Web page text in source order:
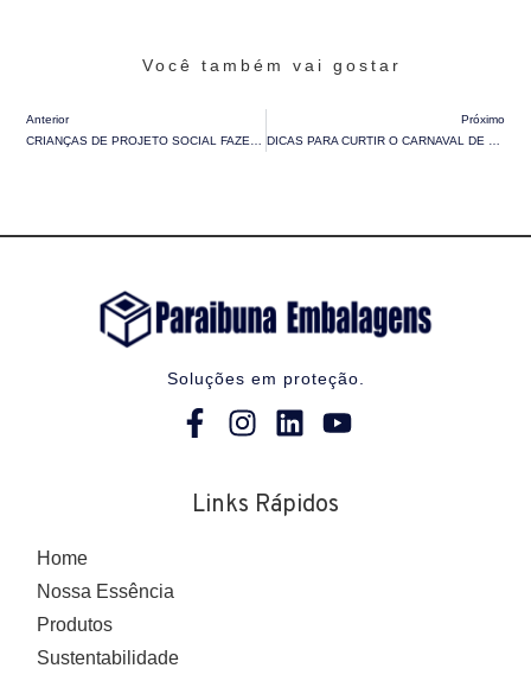
Você também vai gostar
Anterior
Próximo
Soluções em proteção.
Links Rápidos
Home
Nossa Essência
Produtos
Sustentabilidade